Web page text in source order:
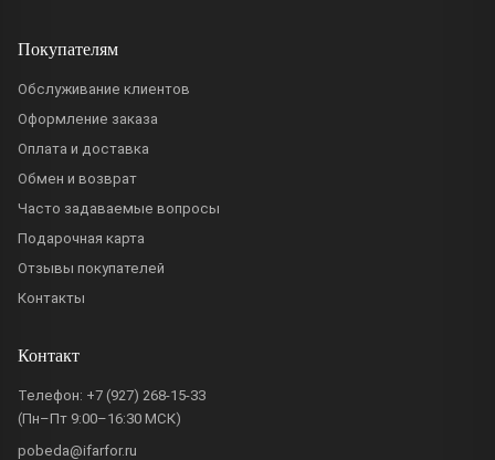
Покупателям
Обслуживание клиентов
Оформление заказа
Оплата и доставка
Обмен и возврат
Часто задаваемые вопросы
Подарочная карта
Отзывы покупателей
Контакты
Контакт
Телефон: +7 (927) 268-15-33
(Пн–Пт 9:00–16:30 МСК)
pobeda@ifarfor.ru